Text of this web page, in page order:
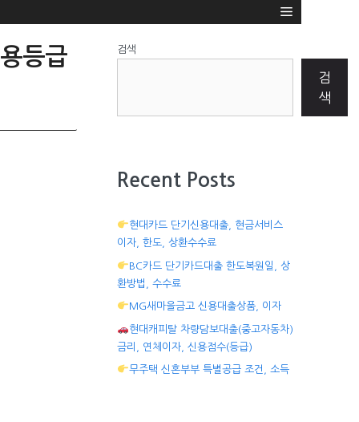
등급
검색
검
색
Recent Posts
현대카드 단기신용대출, 현금서비스
이자, 한도, 상환수수료
BC카드 단기카드대출 한도복원일, 상
환방법, 수수료
MG새마을금고 신용대출상품, 이자
현대캐피탈 차량담보대출(중고자동차)
금리, 연체이자, 신용점수(등급)
무주택 신혼부부 특별공급 조건, 소득